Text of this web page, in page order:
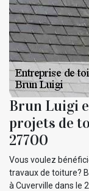
Brun Luigi
projets de
27700
Vous voulez
travaux de toiture?
à Cuverville dans le